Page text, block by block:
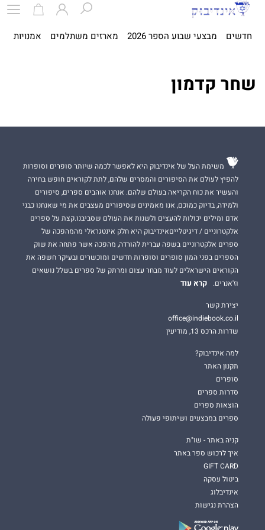
חדשים מבצעי שבוע הספר 2026 מארזים משתלמים אמנויות
שחר קדמון
משימת העל של אינדיבוק היא לאפשר לכמה שיותר סופרים וסופרות
להפיץ לעולם את הסיפורים והמסרים שלהם, לתת לקוראים חופש בחירה
והעשיר את כוח הקריאה בעולם שלהם. אנחנו אוהבים ספרים, סיפורים
ולמידה, בדיוק כמוכם, אנו מאמינים שסיפורים מעצבים את מי שאנחנו כבני
אדם ומילים יכולות להעצים ולשנות את העולם שסביבנו.קצת על ספרים
אלקטרוניים / דיגיטלייםאינדיבוק היא חלק אינטגראלי מהמהפכה של
ספרים אלקטרוניים בשפה עברית להורדה, מהפכה אשר פתחה את שוק
הספרים בפני המון סופרים וסופרות חדשים ומוכשרים ובעיקר חשפה את
הקוראים הישראלים לעוד מבחר עצום ומרתק של ספרים בשלל נושאים
וז'אנרים.
קרא עוד
יצירת קשר
office@indiebook.co.il
שדרות הרכס 13, מודיעין
למה אינדיבוק?
תקנון האתר
סופרים
סדרות ספרים
הוצאות ספרים
ספרים במבצעים ושיתופי פעולה
קניה באתר - שו"ת
איך לרכוש ספר באתר
GIFT CARD
ביטול עסקה
אינדיבלוג
הצהרת נגישות